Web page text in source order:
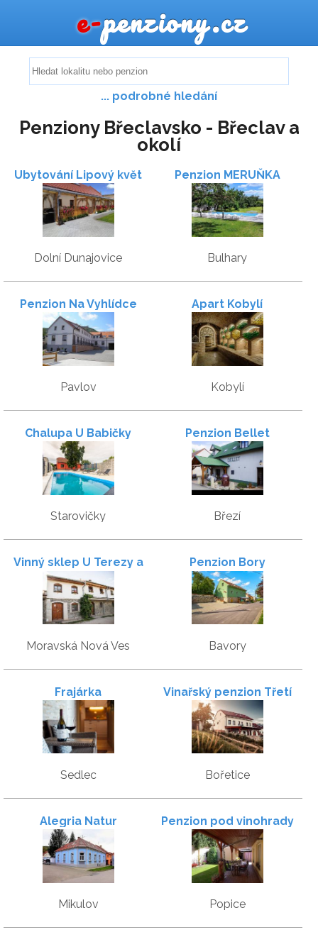
e-penziony.cz
... podrobné hledání
Penziony Břeclavsko - Břeclav a
okolí
Ubytování Lipový květ
Dolní Dunajovice
Penzion MERUŇKA
Bulhary
Penzion Na Vyhlídce
Pavlov
Apart Kobylí
Kobylí
Chalupa U Babičky
Starovičky
Penzion Bellet
Březí
Vinný sklep U Terezy a
Jakuba
Moravská Nová Ves
Penzion Bory
Bavory
Frajárka
Sedlec
Vinařský penzion Třetí
frejd
Bořetice
Alegria Natur
Apartments
Mikulov
Penzion pod vinohrady
Popice